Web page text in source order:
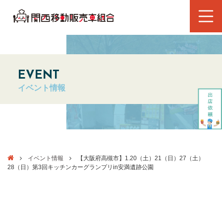
EVENT
イベント情報
イベント情報
【大阪府高槻市】1.20（土）21（日）27（土）
28（日）第3回キッチンカーグランプリin安満遺跡公園